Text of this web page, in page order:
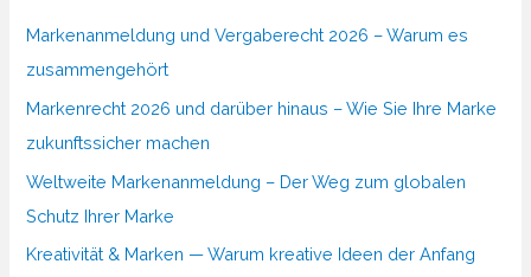
Markenanmeldung und Vergaberecht 2026 – Warum es
zusammengehört
Markenrecht 2026 und darüber hinaus – Wie Sie Ihre Marke
zukunftssicher machen
Weltweite Markenanmeldung – Der Weg zum globalen
Schutz Ihrer Marke
Kreativität & Marken — Warum kreative Ideen der Anfang